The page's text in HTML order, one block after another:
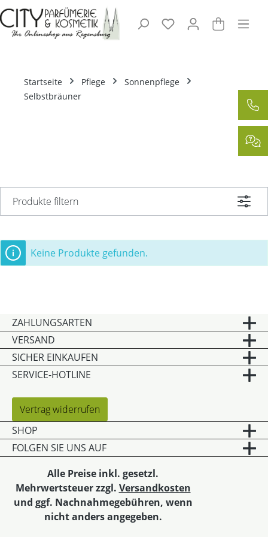
Zum Hauptinhalt springen
Startseite Pflege
Sonnenpflege
Selbstbräuner
Produkte filtern
Keine Produkte gefunden.
ZAHLUNGSARTEN
VERSAND
SICHER EINKAUFEN
SERVICE-HOTLINE
Vertrag widerrufen
SHOP
FOLGEN SIE UNS AUF
Alle Preise inkl. gesetzl.
Mehrwertsteuer zzgl. Versandkosten
und ggf. Nachnahmegebühren, wenn
nicht anders angegeben.